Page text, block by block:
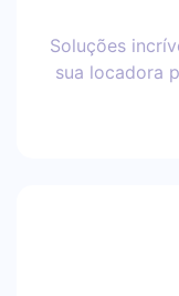
Soluções
sua locadora